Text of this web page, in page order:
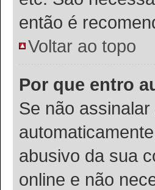
então é
Voltar ao topo
Por que entro
Se não assinalar
abusivo da sua
online e não